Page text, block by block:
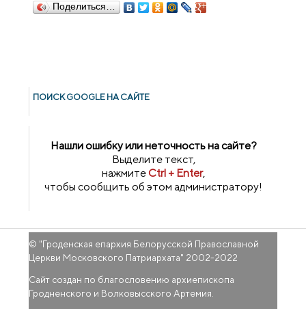
Поделиться…
ПОИСК GOОGLE НА САЙТЕ
Нашли ошибку или неточность на сайте?
Выделите текст,
нажмитеCtrl + Enter,
чтобы сообщить об этом администратору!
© "Гроденская епархия Белорусской Православной
Церкви Московского Патриархата" 2002-2022
Сайт создан по благословению архиепископа
Гродненского и Волковысского Артемия.